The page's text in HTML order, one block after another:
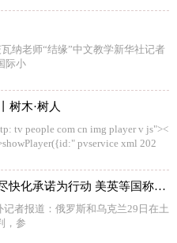
纳老师“结缘”中文教学新华社记者
际小
树木·树人
v js"><
pvservice xml 202
最新动态：联合国希望俄乌谈判尽快化承诺为行动 美英等国称要对俄罗斯“观其行”
者报道：俄罗斯和乌克兰29日在土
，参